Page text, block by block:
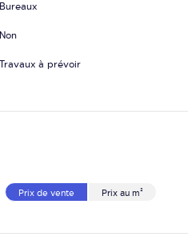
Bureaux
Non
Travaux à prévoir
Prix de vente Prix au m²